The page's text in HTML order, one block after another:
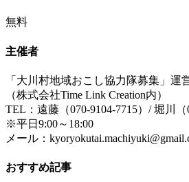
無料
主催者
「大川村地域おこし協力隊募集」運
（株式会社Time Link Creation内）
TEL：遠藤（070-9104-7715）/ 堀川（
※平日9:00～18:00
メール：
おすすめ記事